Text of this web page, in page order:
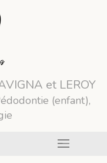
et LEROY
(enfant),